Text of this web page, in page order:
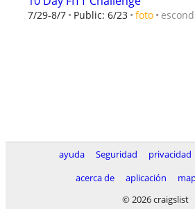
7/29-8/7 Public: 6/23 foto
ayuda Seguridad privacidad
acerca de
aplicación
© 2026 craigslist